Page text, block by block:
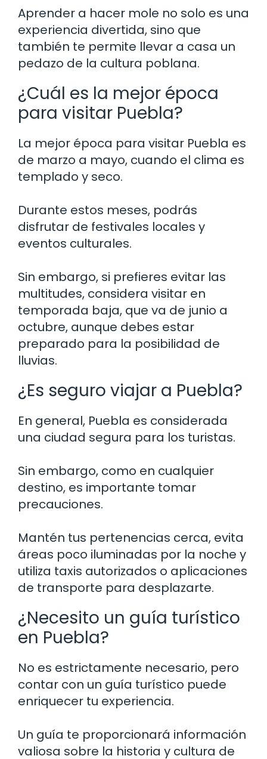
Aprender a hacer mole no solo es una
experiencia divertida, sino que
también te permite llevar a casa un
pedazo de la cultura poblana.
¿Cuál es la mejor época
para visitar Puebla?
La mejor época para visitar Puebla es
de marzo a mayo, cuando el clima es
templado y seco.
Durante estos meses, podrás
disfrutar de festivales locales y
eventos culturales.
Sin embargo, si prefieres evitar las
multitudes, considera visitar en
temporada baja, que va de junio a
octubre, aunque debes estar
preparado para la posibilidad de
lluvias.
¿Es seguro viajar a Puebla?
En general, Puebla es considerada
una ciudad segura para los turistas.
Sin embargo, como en cualquier
destino, es importante tomar
precauciones.
Mantén tus pertenencias cerca, evita
áreas poco iluminadas por la noche y
utiliza taxis autorizados o aplicaciones
de transporte para desplazarte.
¿Necesito un guía turístico
en Puebla?
No es estrictamente necesario, pero
contar con un guía turístico puede
enriquecer tu experiencia.
Un guía te proporcionará información
valiosa sobre la historia y cultura de